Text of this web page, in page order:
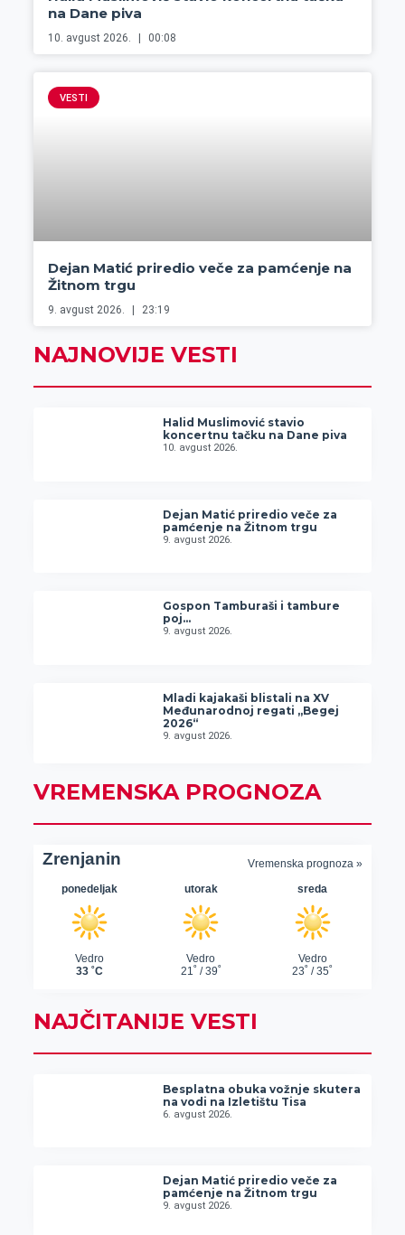
na Dane piva
10. avgust 2026. 00:08
VESTI
Dejan Matić priredio veče za pamćenje na
Žitnom trgu
9. avgust 2026. 23:19
NAJNOVIJE VESTI
Halid Muslimović stavio
koncertnu tačku na Dane piva
10. avgust 2026.
Dejan Matić priredio veče za
pamćenje na Žitnom trgu
9. avgust 2026.
Gospon Tamburaši i tambure
poj…
9. avgust 2026.
Mladi kajakaši blistali na XV
Međunarodnoj regati „Begej
2026“
9. avgust 2026.
VREMENSKA PROGNOZA
NAJČITANIJE VESTI
Besplatna obuka vožnje skutera
na vodi na Izletištu Tisa
6. avgust 2026.
Dejan Matić priredio veče za
pamćenje na Žitnom trgu
9. avgust 2026.